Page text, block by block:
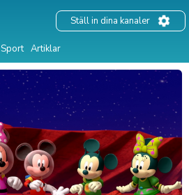
Sport Artiklar
Ställ in dina kanaler